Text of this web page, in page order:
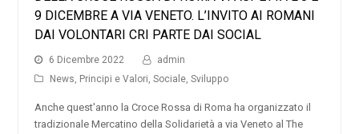
9 DICEMBRE A VIA VENETO. L’INVITO AI ROMANI
DAI VOLONTARI CRI PARTE DAI SOCIAL
6 Dicembre 2022
admin
News, Principi e Valori, Sociale, Sviluppo
Anche quest'anno la Croce Rossa di Roma ha organizzato il
tradizionale Mercatino della Solidarietà a via Veneto al The